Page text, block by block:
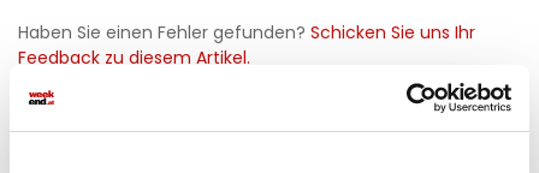
Haben Sie einen Fehler gefunden? Schicken Sie uns Ihr
Feedback zu diesem Artikel.